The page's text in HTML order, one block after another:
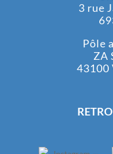
3 rue
Pôle
ZA
43100